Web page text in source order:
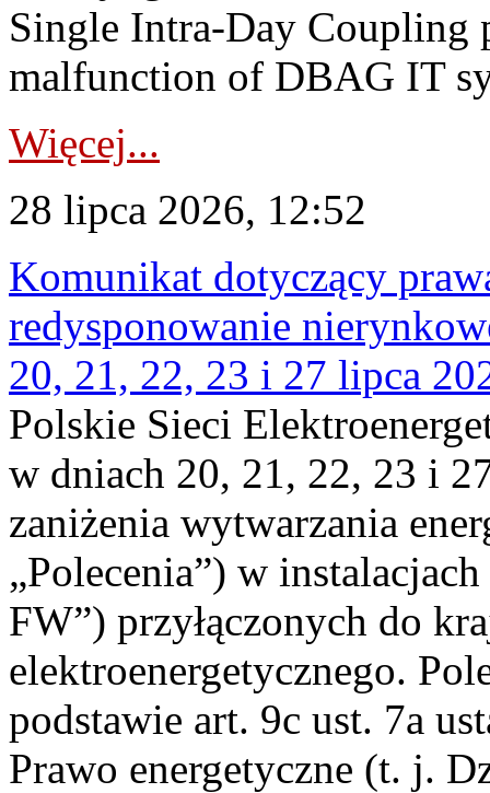
Single Intra-Day Coupling
malfunction of DBAG IT
Więcej...
28 lipca 2026, 12:52
Komunikat dotyczący
redysponowanie
20, 21, 22, 23 i 27 lipca
Polskie Sieci
w dniach 20, 21, 22, 23 i
zaniżenia wytwarzania
„Polecenia”) w
FW”) przyłączonych do
elektroenergetycznego.
podstawie art. 9c ust. 7a
Prawo energetyczne (t. j.